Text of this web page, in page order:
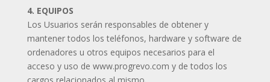
4. EQUIPOS
Los Usuarios serán responsables de obtener y
mantener todos los teléfonos, hardware y software de
ordenadores u otros equipos necesarios para el
acceso y uso de www.progrevo.com y de todos los